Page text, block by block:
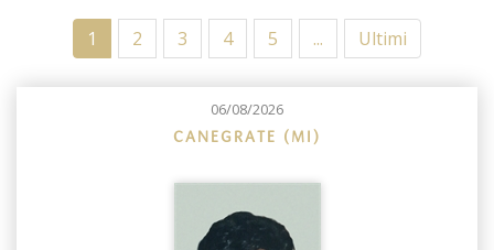
1 2 3 4 5 ... Ultimi
06/08/2026
CANEGRATE (MI)